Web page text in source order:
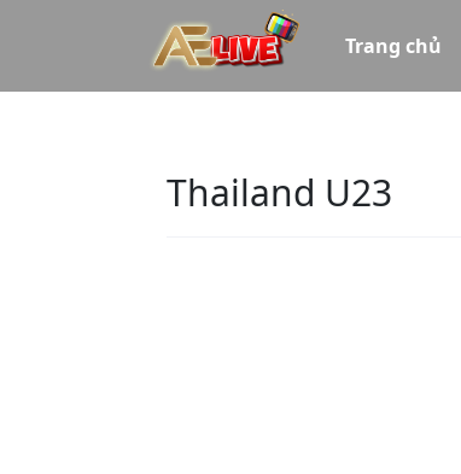
Trang chủ
Thailand U23